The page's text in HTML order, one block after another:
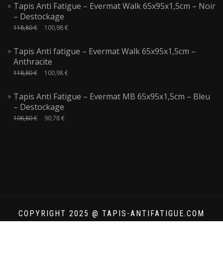
Tapis Anti Fatigue – Evermat Walk 65x95x1,5cm – Noir
– Destockage
118,80€ 100,98€
Tapis Anti fatigue – Evermat Walk 65x95x1,5cm –
Anthracite
118,80€ 100,98€
Tapis Anti Fatigue – Evermat MB 65x95x1,5cm – Bleu
– Destockage
106,80€ 90,78€
COPYRIGHT 2025 @ TAPIS-ANTIFATIGUE.COM